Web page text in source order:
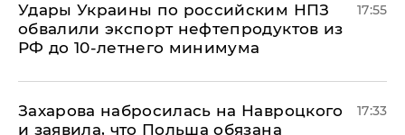
Удары Украины по российским НПЗ
обвалили экспорт нефтепродуктов из
РФ до 10-летнего минимума
17:55
​Захарова набросилась на Навроцкого
и заявила, что Польша обязана
17:33